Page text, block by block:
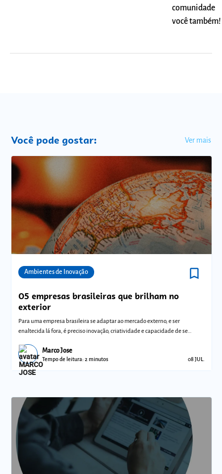
comunidade
você também!
Você pode gostar: Ver mais
Ambientes de Inovação bookmark_border
05 empresas brasileiras que brilham no
exterior
Para uma empresa brasileira se adaptar ao mercado externo, e ser
enaltecida lá fora, é preciso inovação, criatividade e capacidade de se
Marco Jose
Tempo de leitura: 2 minutos 08 JUL.